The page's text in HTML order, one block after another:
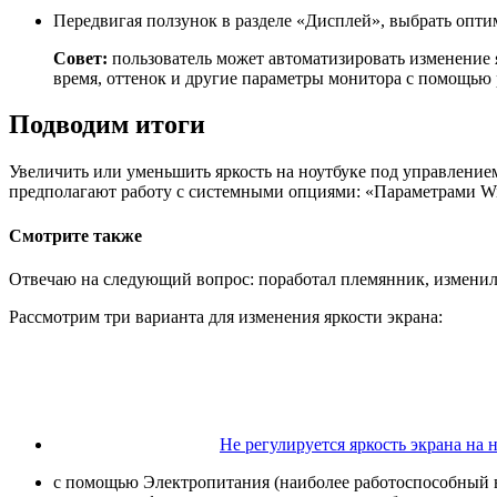
Передвигая ползунок в разделе «Дисплей», выбрать
Совет: пользователь может автоматизировать
время, оттенок и другие параметры монитора с
Подводим итоги
Увеличить или уменьшить яркость на ноутбуке под
предполагают работу с системными опциями: «Параметрами
Смотрите также
Отвечаю на следующий вопрос: поработал племянник,
Рассмотрим три варианта для изменения яркости экрана:
Не регулируется яркость экрана на
с помощью Электропитания (наиболее работоспособный